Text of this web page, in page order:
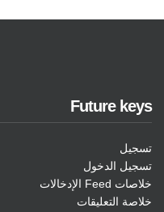
Future keys
تسجيل
تسجيل الدخول
خلاصات Feed الإدخالات
خلاصة التعليقات